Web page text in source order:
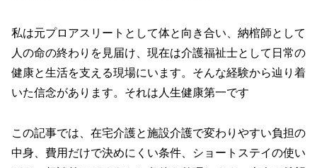
私は元プロアスリートとして体と向き合い、納棺師として
人の命の終わりを見届け、現在は介護福祉士として日常の
健康と生活を支える現場にいます。そんな経験から辿り着
いた信念があります。それは人生健康第一です
この記事では、在宅介護と施設介護で変わりやすい負担の
中身、費用だけで決めにくい条件、ショートステイの使い